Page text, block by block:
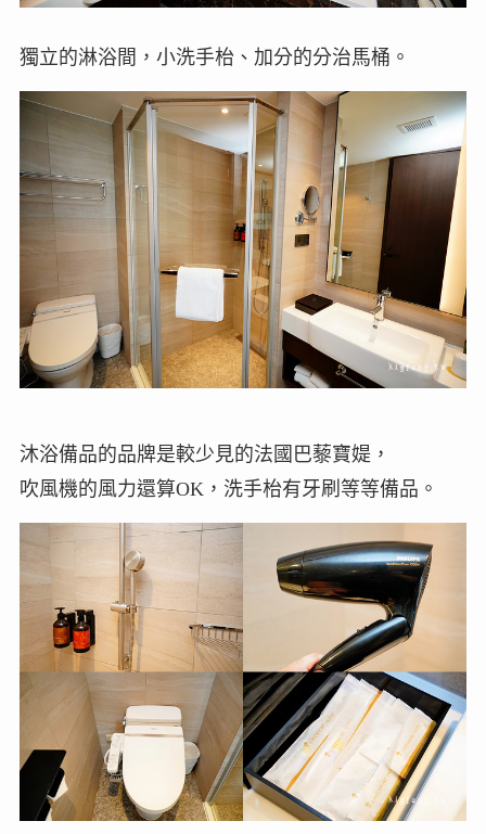
獨立的淋浴間，小洗手枱、加分的分治馬桶。
沐浴備品的品牌是較少見的法國巴藜寶媞，
吹風機的風力還算OK，洗手枱有牙刷等等備品。